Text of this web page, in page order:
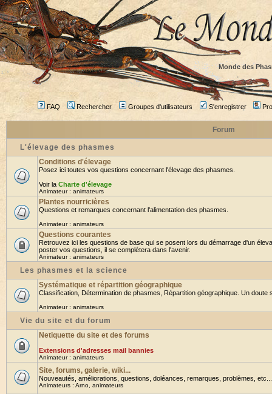
Monde des
FAQ Rechercher Groupes d'utilisateurs S'enregistrer
Forum
L'élevage des phasmes
Conditions d'élevage
Posez ici toutes vos questions concernant l'élevage des phasmes.
Voir la Charte d'élevage
Animateur : animateurs
Plantes nourricières
Questions et remarques concernant l'alimentation des phasmes.
Animateur : animateurs
Questions courantes
Retrouvez ici les questions de base qui se posent lors du démarrage d'un
poster vos questions, il se complétera dans l'avenir.
Animateur : animateurs
Les phasmes et la science
Systématique et répartition géographique
Classification, Détermination de phasmes, Répartition géographique. Un doute
Animateur : animateurs
Vie du site et du forum
Netiquette du site et des forums
Extensions d'adresses mail bannies
Animateur : animateurs
Site, forums, galerie, wiki...
Nouveautés, améliorations, questions, doléances, remarques, problèmes,
Animateurs : Arno animateurs